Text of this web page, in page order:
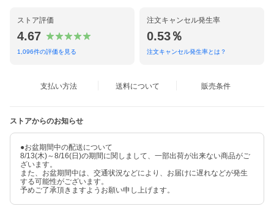
ストア評価
4.67
1,096件の評価を見る
注文キャンセル発生率
0.53％
注文キャンセル発生率とは？
支払い方法 送料について 販売条件
ストアからのお知らせ
●お盆期間中の配送について
8/13(木)～8/16(日)の期間に関しまして、一部出荷が出来ない商品がご
ざいます。
また、お盆期間中は、交通状況などにより、お届けに遅れなどが発生
する可能性がございます。
予めご了承頂きますようお願い申し上げます。